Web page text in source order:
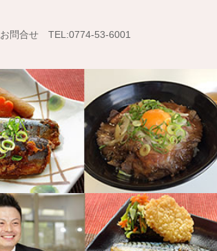
お問合せ TEL:0774-53-6001